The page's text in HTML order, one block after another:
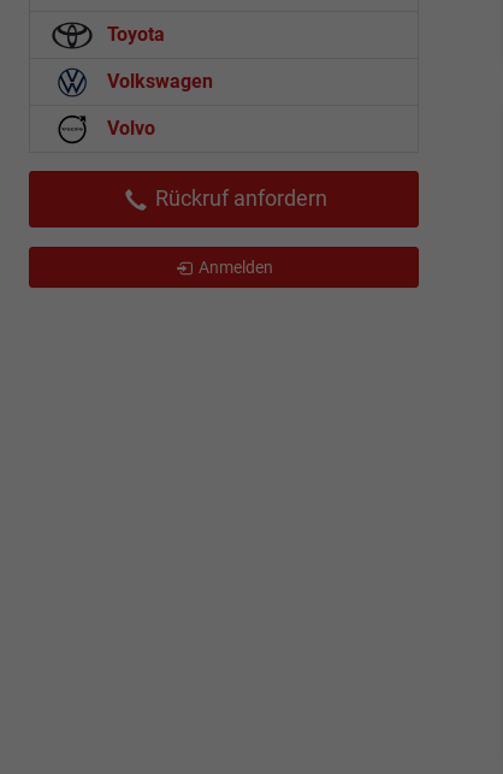
Toyota
Volkswagen
Volvo
Rückruf anfordern
Anmelden